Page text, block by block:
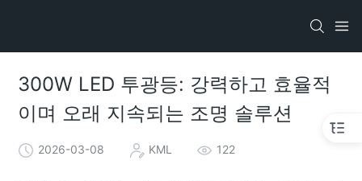
300W LED 투광등: 강력하고 효율적
이며 오래 지속되는 조명 솔루션
2026-03-08 KML 122